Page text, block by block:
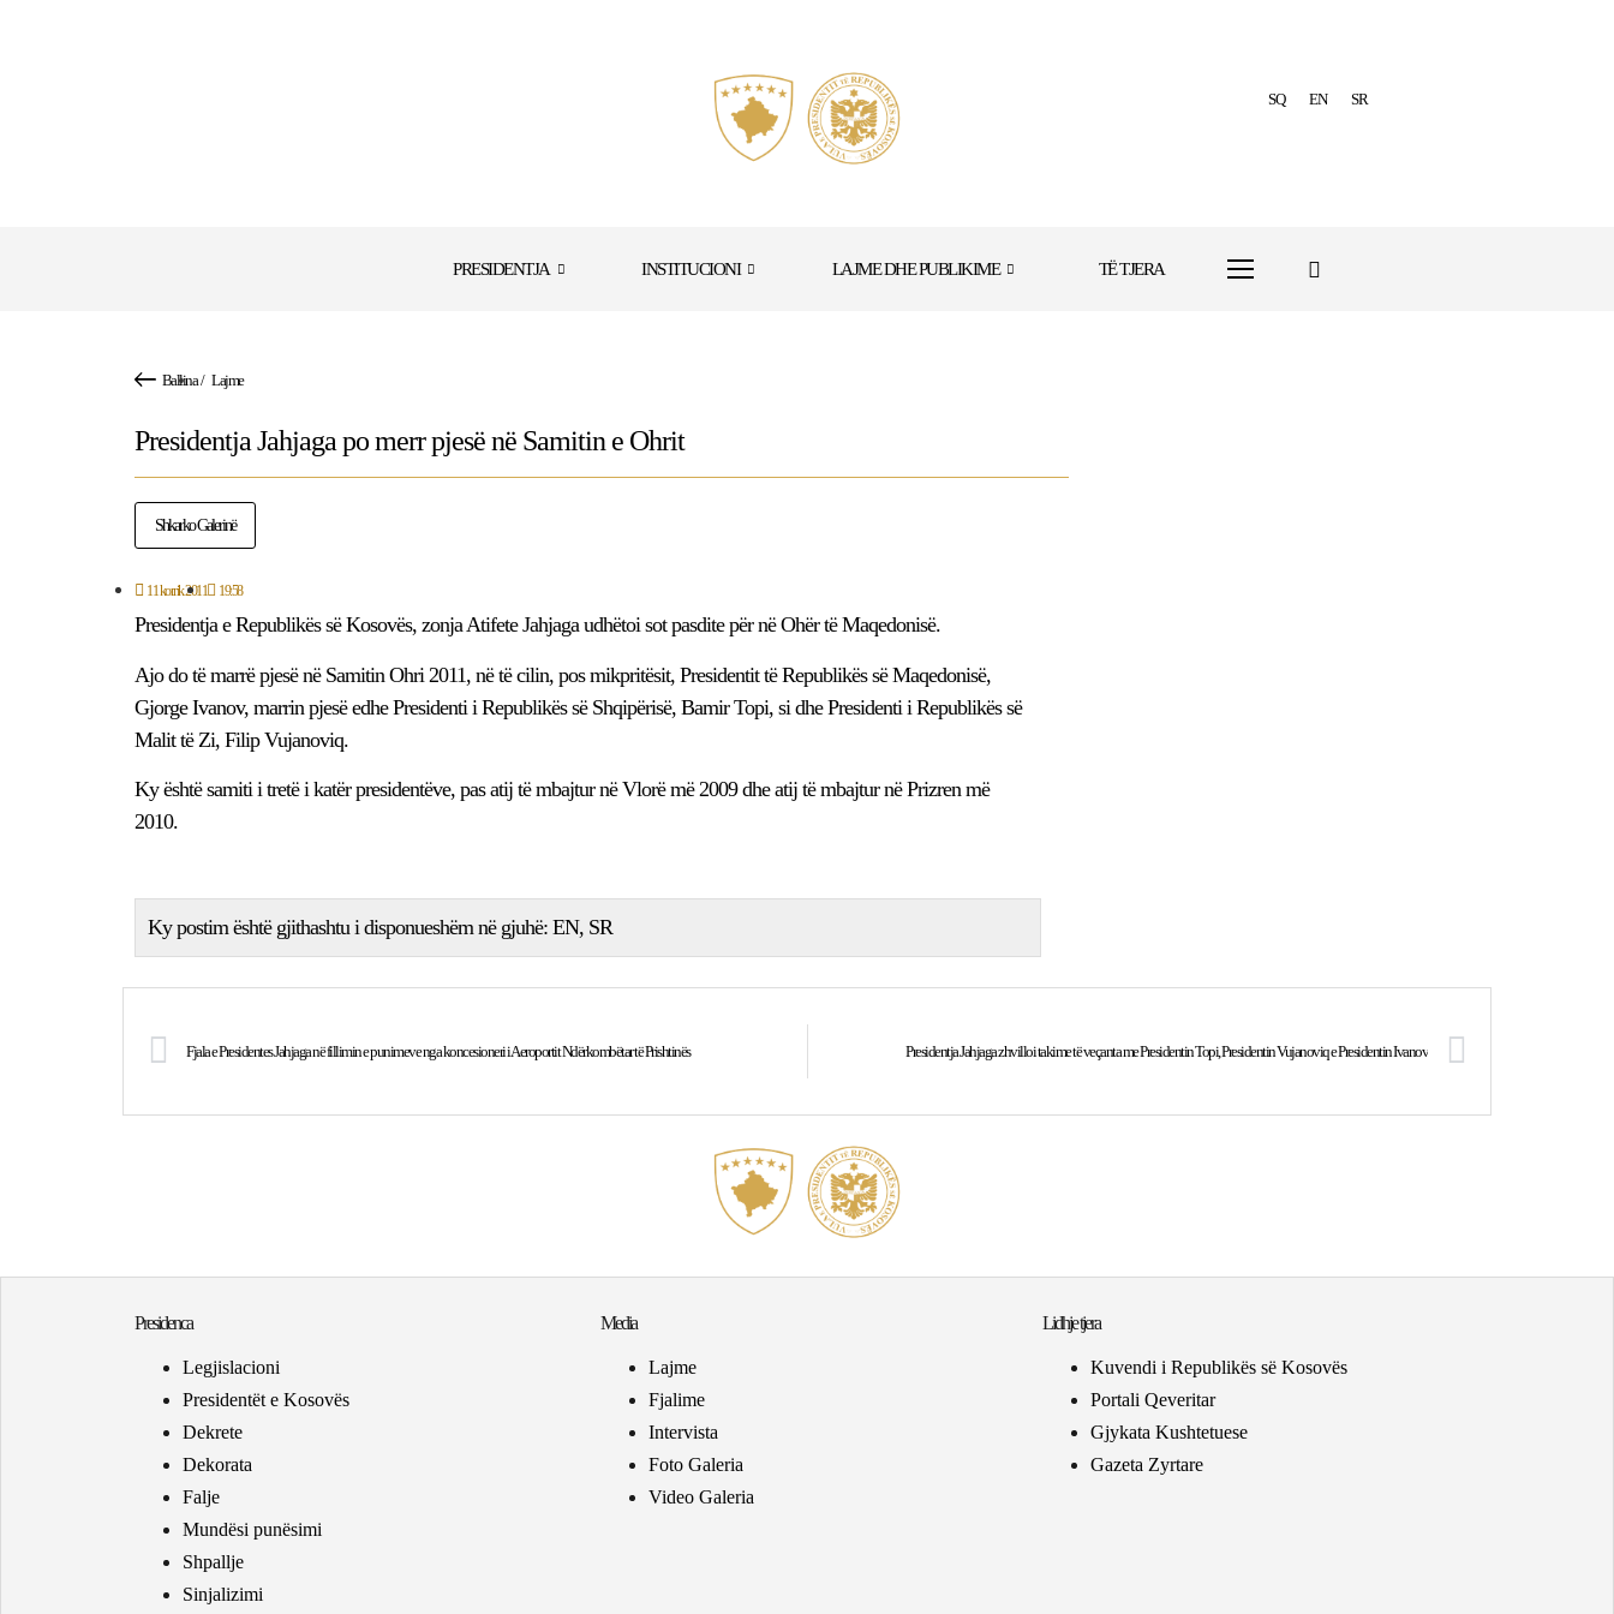
SQ EN SR
PRESIDENTJA INSTITUCIONI LAJME DHE PUBLIKIME TË TJERA
Ballina/ Lajme
Presidentja Jahjaga po merr pjesë në Samitin e Ohrit
Shkarko Galerinë
11 korrik 2011 19:58
Presidentja e Republikës së Kosovës, zonja Atifete Jahjaga udhëtoi sot pasdite për në Ohër të Maqedonisë.
Ajo do të marrë pjesë në Samitin Ohri 2011, në të cilin, pos mikpritësit, Presidentit të Republikës së Maqedonisë,
Gjorge Ivanov, marrin pjesë edhe Presidenti i Republikës së Shqipërisë, Bamir Topi, si dhe Presidenti i Republikës së
Malit të Zi, Filip Vujanoviq.
Ky është samiti i tretë i katër presidentëve, pas atij të mbajtur në Vlorë më 2009 dhe atij të mbajtur në Prizren më
2010.
Ky postim është gjithashtu i disponueshëm në gjuhë: EN SR
Fjala e Presidentes Jahjaga në fillimin e punimeve nga koncesioneri i Aeroportit Ndërkombëtar të Prishtinës Presidentja Jahjaga zhvilloi takime të veçanta me Presidentin Topi, Presidentin Vujanoviq e Presidentin Ivanov
Presidenca
Legjislacioni
Presidentët e Kosovës
Dekrete
Dekorata
Falje
Mundësi punësimi
Shpallje
Sinjalizimi
Media
Lajme
Fjalime
Intervista
Foto Galeria
Video Galeria
Lidhje tjera
Kuvendi i Republikës së Kosovës
Portali Qeveritar
Gjykata Kushtetuese
Gazeta Zyrtare